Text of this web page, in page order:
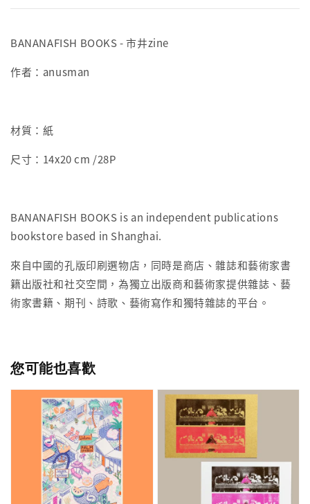
BANANAFISH BOOKS -市井zine
作者： anusman
材質：紙
尺寸： 14x20 cm /28P
BANANAFISH BOOKS is an independent publications
bookstore based in Shanghai.
來自中國的孔版印刷選物店，同時是商店、雜誌和藝術家書
籍出版社和社交空間，為獨立出版商和藝術家提供雜誌、藝
術家書籍、期刊、詩歌、藝術寫作和獨特雜誌的平台。
您可能也喜歡